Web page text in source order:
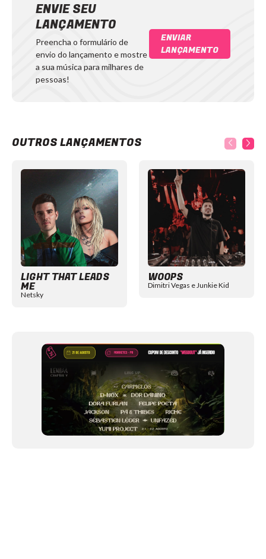
ENVIE SEU
LANÇAMENTO
Preencha o formulário de
envio do lançamento e mostre
a sua música para milhares de
pessoas!
ENVIAR
LANÇAMENTO
OUTROS LANÇAMENTOS
LIGHT THAT LEADS
ME
Netsky
WOOPS
Dimitri Vegas e Junkie Kid